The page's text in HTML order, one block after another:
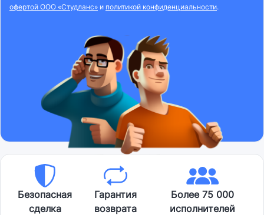
офертой ООО «Студланс» и политикой конфиденциальности.
Безопасная
сделка
Гарантия
возврата
Более 75 000
исполнителей